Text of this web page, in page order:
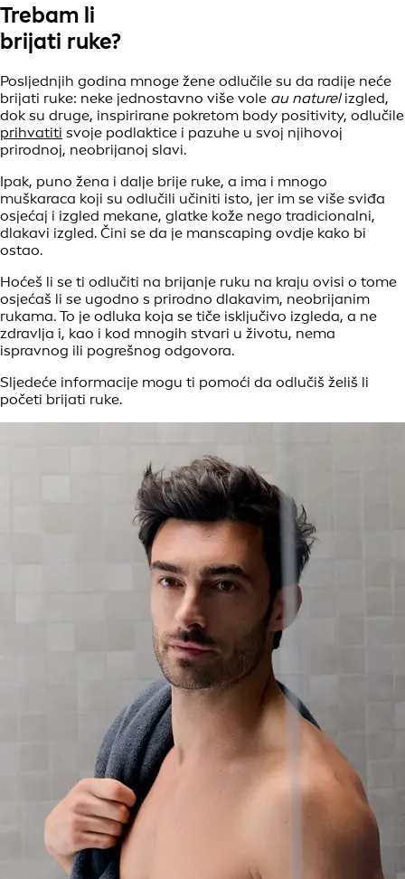
Trebam li
brijati ruke?
Posljednjih godina mnoge žene odlučile su da radije neće
brijati ruke: neke jednostavno više vole au naturelizgled,
dok su druge, inspirirane pokretom body positivity, odlučile
prihvatiti svoje podlaktice i pazuhe u svoj njihovoj
prirodnoj, neobrijanoj slavi.
Ipak, puno žena i dalje brije ruke, a ima i mnogo
muškaraca koji su odlučili učiniti isto, jer im se više sviđa
osjećaj i izgled mekane, glatke kože nego tradicionalni,
dlakavi izgled. Čini se da je manscaping ovdje kako bi
ostao.
Hoćeš li se ti odlučiti na brijanje ruku na kraju ovisi o tome
osjećaš li se ugodno s prirodno dlakavim, neobrijanim
rukama. To je odluka koja se tiče isključivo izgleda, a ne
zdravlja i, kao i kod mnogih stvari u životu, nema
ispravnog ili pogrešnog odgovora.
Sljedeće informacije mogu ti pomoći da odlučiš želiš li
početi brijati ruke.